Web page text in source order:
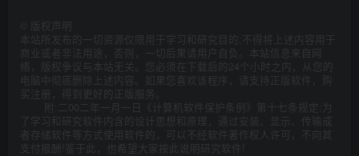
版权声明
本站所发布的一切资源仅限用于学习和研究目的;不得将上述内容用于
商业或者非法用途，否则，一切后果请用户自负。本站信息来自网
络，版权争议与本站无关。您必须在下载后的24个小时之内，从您的
电脑中彻底删除上述内容。如果您喜欢该程序，请支持正版软件，购
买注册，得到更好的正版服务。
附:二00二年一月一日《计算机软件保护条例》第十七条规定:为
了学习和研究软件内含的设计思想和原理，通过安装、显示、传输或
者存储软件等方式使用软件的，可以不经软件著作权人许可，不向其
支付报酬!鉴于此，也希望大家按此说明研究软件!